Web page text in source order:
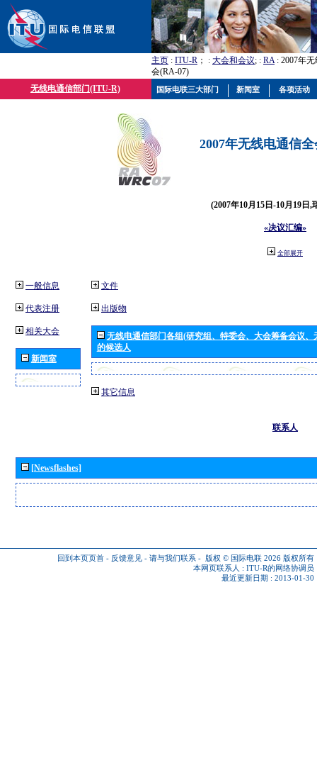
主页 : ITU-R ； : 大会和会议; : RA: 2007年
会(RA-07)
无线电通信部门(ITU-R)
2007年无线电通信
(2007年10月15日-10月19日,
«决议汇编»
全部展开
一般信息
代表注册
相关大会
新闻室
文件
出版物
无线电通信部门各组(研究组、特委会、大会筹备会议
的候选人
其它信息
联系人
[Newsflashes]
回到本页页首 - 反馈意见 - 请与我们联系 - 版权 © 国际电联 2026 版权所有
本网页联系人 : ITU-R的网络协调员
最近更新日期 : 2013-01-30
国际电联三大部门 新闻室 各项活动